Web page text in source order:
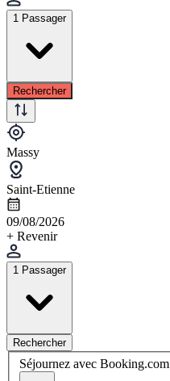
1 Passager
Rechercher
Massy
Saint-Etienne
09/08/2026
+ Revenir
1 Passager
Rechercher
Séjournez avec Booking.com